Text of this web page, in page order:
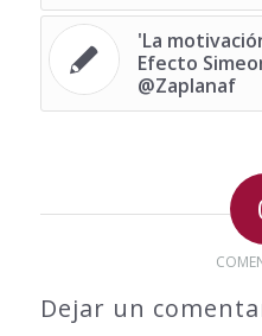
'La
Efecto
@Zaplanaf
Dejar un